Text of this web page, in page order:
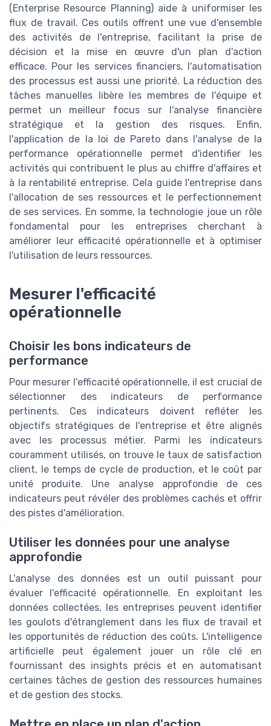
(Enterprise Resource Planning) aide à uniformiser les
flux de travail. Ces outils offrent une vue d'ensemble
des activités de l'entreprise, facilitant la prise de
décision et la mise en œuvre d'un plan d'action
efficace. Pour les services financiers, l'automatisation
des processus est aussi une priorité. La réduction des
tâches manuelles libère les membres de l'équipe et
permet un meilleur focus sur l'analyse financière
stratégique et la gestion des risques. Enfin,
l'application de la loi de Pareto dans l'analyse de la
performance opérationnelle permet d'identifier les
activités qui contribuent le plus au chiffre d'affaires et
à la rentabilité entreprise. Cela guide l'entreprise dans
l'allocation de ses ressources et le perfectionnement
de ses services. En somme, la technologie joue un rôle
fondamental pour les entreprises cherchant à
améliorer leur efficacité opérationnelle et à optimiser
l'utilisation de leurs ressources.
Mesurer l'efficacité
opérationnelle
Choisir les bons indicateurs de
performance
Pour mesurer l'efficacité opérationnelle, il est crucial de
sélectionner des indicateurs de performance
pertinents. Ces indicateurs doivent refléter les
objectifs stratégiques de l'entreprise et être alignés
avec les processus métier. Parmi les indicateurs
couramment utilisés, on trouve le taux de satisfaction
client, le temps de cycle de production, et le coût par
unité produite. Une analyse approfondie de ces
indicateurs peut révéler des problèmes cachés et offrir
des pistes d'amélioration.
Utiliser les données pour une analyse
approfondie
L'analyse des données est un outil puissant pour
évaluer l'efficacité opérationnelle. En exploitant les
données collectées, les entreprises peuvent identifier
les goulots d'étranglement dans les flux de travail et
les opportunités de réduction des coûts. L'intelligence
artificielle peut également jouer un rôle clé en
fournissant des insights précis et en automatisant
certaines tâches de gestion des ressources humaines
et de gestion des stocks.